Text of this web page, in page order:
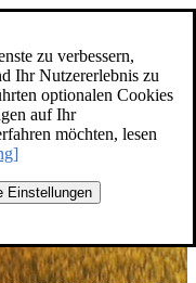
zu verbessern,
Ihr Nutzererlebnis zu
optionalen Cookies
auf Ihr
möchten, lesen
Einstellungen